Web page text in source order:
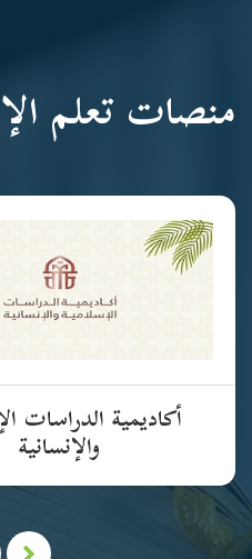
منصات تعلم
أكاديمية الدراسات
والإنسانية